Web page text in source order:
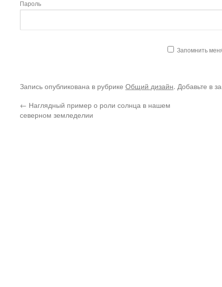
Пароль
Запомнить
Запись опубликована в рубрике Общий дизайн. Добавьте в
← Наглядный пример о роли солнца в нашем
северном земледелии